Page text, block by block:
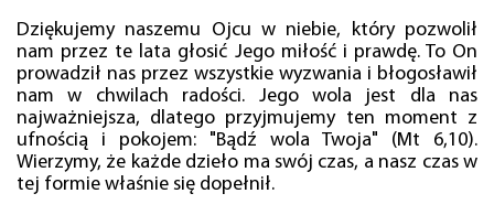
Dziękujemy naszemu Ojcu w niebie, który pozwolił
nam przez te lata głosić Jego miłość i prawdę. To On
prowadził nas przez wszystkie wyzwania i błogosławił
nam w chwilach radości. Jego wola jest dla nas
najważniejsza, dlatego przyjmujemy ten moment z
ufnością i pokojem: "Bądź wola Twoja" (Mt 6,10).
Wierzymy, że każde dzieło ma swój czas, a nasz czas w
tej formie właśnie się dopełnił.